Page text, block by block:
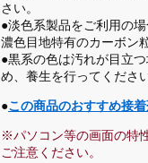
さい。
●淡色系製品をご利用の
濃色目地特有のカーボン
●黒系の色は汚れが目立
め、養生を行ってください
●この商品のおすすめ接
※パソコン等の画面の特
ご注意ください。